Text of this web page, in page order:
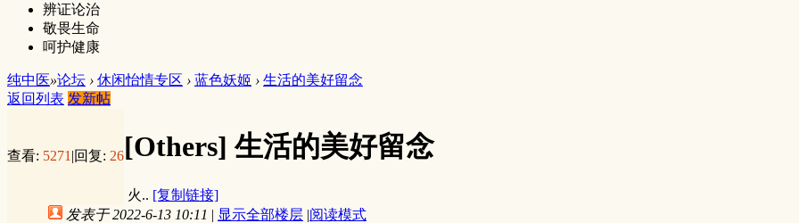
辨证论治
敬畏生命
呵护健康
纯中医»论坛 › 休闲怡情专区 › 蓝色妖姬 › 生活的美好留念
返回列表 发新帖
查看: 5271 |回复: 26[Others]生活的美好留念
火.. [复制链接]
发表于 2022-6-13 10:11 | 显示全部楼层 |阅读模式